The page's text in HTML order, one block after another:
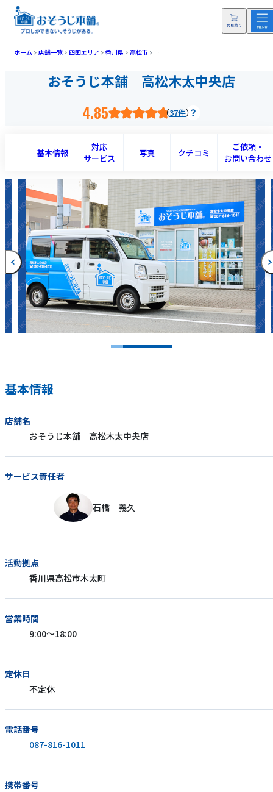
ホーム 店舗一覧 四国エリア 香川県 高松市 おそうじ本舗 高松木太中央店(タカマツ
おそうじ本舗 高松木太中央店
4.85 37件
基本情報
対応
サービス
写真 クチコミ
ご依頼・
お問い合わせ
基本情報
店舗名
おそうじ本舗 高松木太中央店
サービス責任者
石橋 義久
活動拠点
香川県高松市木太町
営業時間
9:00～18:00
定休日
不定休
電話番号
087-816-1011
携帯番号